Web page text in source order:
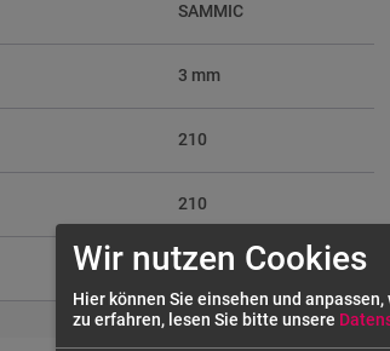
SAMMIC
3 mm
210
210
30
Wir nutzen Cookies
Hier können Sie einsehen und
zu erfahren, lesen Sie bitte unsere